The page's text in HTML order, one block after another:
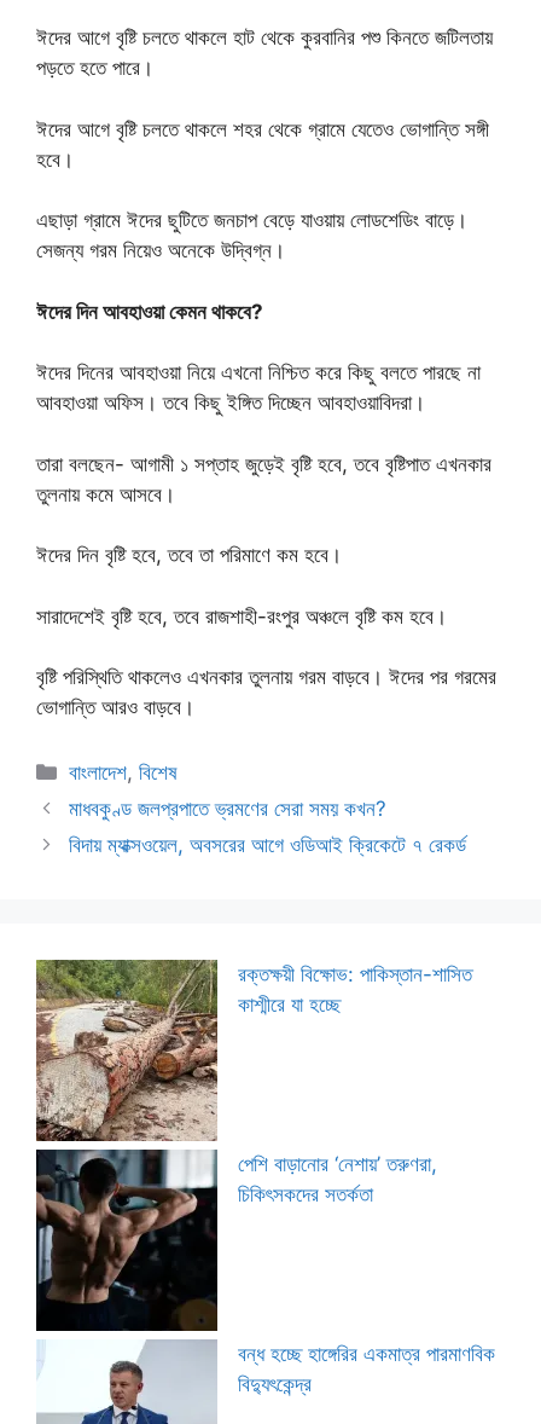
ঈদের আগে বৃষ্টি চলতে থাকলে হাট থেকে কুরবানির পশু কিনতে জটিলতায়
পড়তে হতে পারে।
ঈদের আগে বৃষ্টি চলতে থাকলে শহর থেকে গ্রামে যেতেও ভোগান্তি সঙ্গী
হবে।
এছাড়া গ্রামে ঈদের ছুটিতে জনচাপ বেড়ে যাওয়ায় লোডশেডিং বাড়ে।
সেজন্য গরম নিয়েও অনেকে উদ্বিগ্ন।
ঈদের দিন আবহাওয়া কেমন থাকবে?
ঈদের দিনের আবহাওয়া নিয়ে এখনো নিশ্চিত করে কিছু বলতে পারছে না
আবহাওয়া অফিস। তবে কিছু ইঙ্গিত দিচ্ছেন আবহাওয়াবিদরা।
তারা বলছেন- আগামী ১ সপ্তাহ জুড়েই বৃষ্টি হবে, তবে বৃষ্টিপাত এখনকার
তুলনায় কমে আসবে।
ঈদের দিন বৃষ্টি হবে, তবে তা পরিমাণে কম হবে।
সারাদেশেই বৃষ্টি হবে, তবে রাজশাহী-রংপুর অঞ্চলে বৃষ্টি কম হবে।
বৃষ্টি পরিস্থিতি থাকলেও এখনকার তুলনায় গরম বাড়বে। ঈদের পর গরমের
ভোগান্তি আরও বাড়বে।
Categories
বাংলাদেশ,বিশেষ
মাধবকুণ্ড জলপ্রপাতে ভ্রমণের সেরা সময় কখন?
বিদায় ম্যাক্সওয়েল, অবসরের আগে ওডিআই ক্রিকেটে ৭ রেকর্ড
রক্তক্ষয়ী বিক্ষোভ: পাকিস্তান-শাসিত
কাশ্মীরে যা হচ্ছে
পেশি বাড়ানোর ‘নেশায়’ তরুণরা,
চিকিৎসকদের সতর্কতা
বন্ধ হচ্ছে হাঙ্গেরির একমাত্র পারমাণবিক
বিদ্যুৎকেন্দ্র